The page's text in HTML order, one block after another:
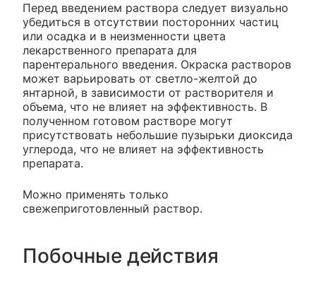
Перед введением раствора следует визуально
убедиться в отсутствии посторонних частиц
или осадка и в неизменности цвета
лекарственного препарата для
парентерального введения. Окраска растворов
может варьировать от светло-желтой до
янтарной, в зависимости от растворителя и
объема, что не влияет на эффективность. В
полученном готовом растворе могут
присутствовать небольшие пузырьки диоксида
углерода, что не влияет на эффективность
препарата.
Можно применять только
свежеприготовленный раствор.
Побочные действия